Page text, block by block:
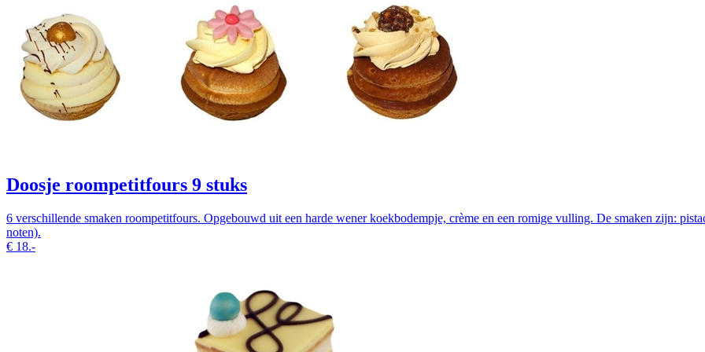
Doosje roompetitfours 9 stuks
6 verschillende smaken roompetitfours. Opgebouwd uit een harde wener koekbodempje, crème en een romige vulling. De smaken zijn:
noten).
€ 18.-